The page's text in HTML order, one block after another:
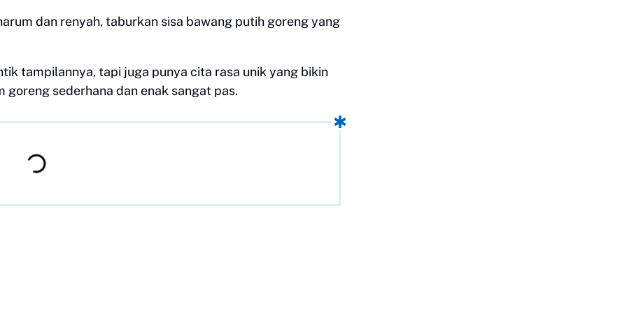
dan renyah, taburkan sisa bawang putih goreng yang
tampilannya, tapi juga punya cita rasa unik yang bikin
goreng sederhana dan enak sangat pas.